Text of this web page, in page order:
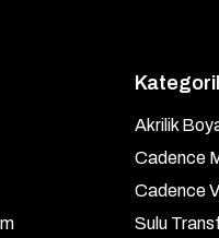
Akrilik
Cadence
Cadence
Sulu